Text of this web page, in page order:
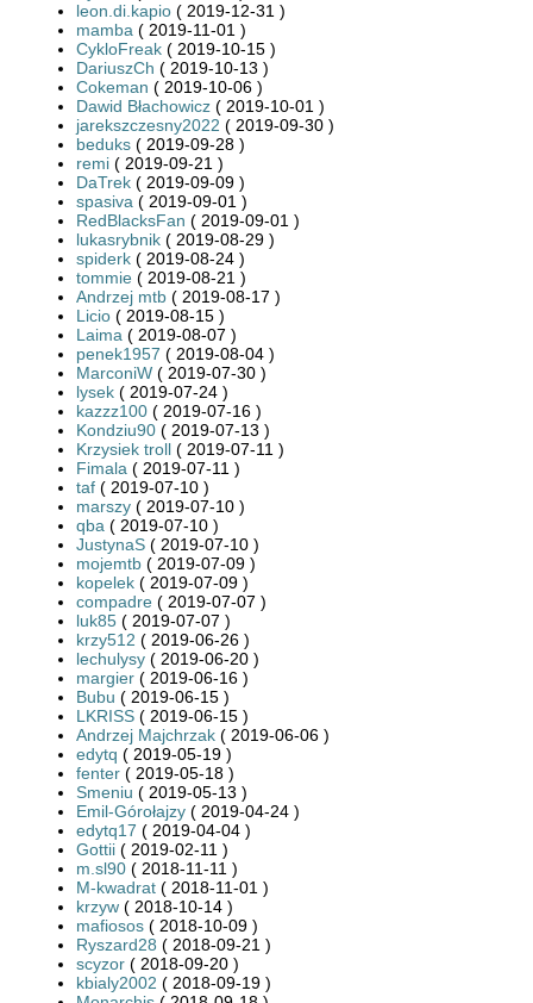
leon.di.kapio ( 2019-12-31 )
mamba ( 2019-11-01 )
CykloFreak ( 2019-10-15 )
DariuszCh ( 2019-10-13 )
Cokeman ( 2019-10-06 )
Dawid Błachowicz ( 2019-10-01 )
jarekszczesny2022 ( 2019-09-30 )
beduks ( 2019-09-28 )
remi ( 2019-09-21 )
DaTrek ( 2019-09-09 )
spasiva ( 2019-09-01 )
RedBlacksFan ( 2019-09-01 )
lukasrybnik ( 2019-08-29 )
spiderk ( 2019-08-24 )
tommie ( 2019-08-21 )
Andrzej mtb ( 2019-08-17 )
Licio ( 2019-08-15 )
Laima ( 2019-08-07 )
penek1957 ( 2019-08-04 )
MarconiW ( 2019-07-30 )
lysek ( 2019-07-24 )
kazzz100 ( 2019-07-16 )
Kondziu90 ( 2019-07-13 )
Krzysiek troll ( 2019-07-11 )
Fimala ( 2019-07-11 )
taf ( 2019-07-10 )
marszy ( 2019-07-10 )
qba ( 2019-07-10 )
JustynaS ( 2019-07-10 )
mojemtb ( 2019-07-09 )
kopelek ( 2019-07-09 )
compadre ( 2019-07-07 )
luk85 ( 2019-07-07 )
krzy512 ( 2019-06-26 )
lechulysy ( 2019-06-20 )
margier ( 2019-06-16 )
Bubu ( 2019-06-15 )
LKRISS ( 2019-06-15 )
Andrzej Majchrzak ( 2019-06-06 )
edytq ( 2019-05-19 )
fenter ( 2019-05-18 )
Smeniu ( 2019-05-13 )
Emil-Górołajzy ( 2019-04-24 )
edytq17 ( 2019-04-04 )
Gottii ( 2019-02-11 )
m.sl90 ( 2018-11-11 )
M-kwadrat ( 2018-11-01 )
krzyw ( 2018-10-14 )
mafiosos ( 2018-10-09 )
Ryszard28 ( 2018-09-21 )
scyzor ( 2018-09-20 )
kbialy2002 ( 2018-09-19 )